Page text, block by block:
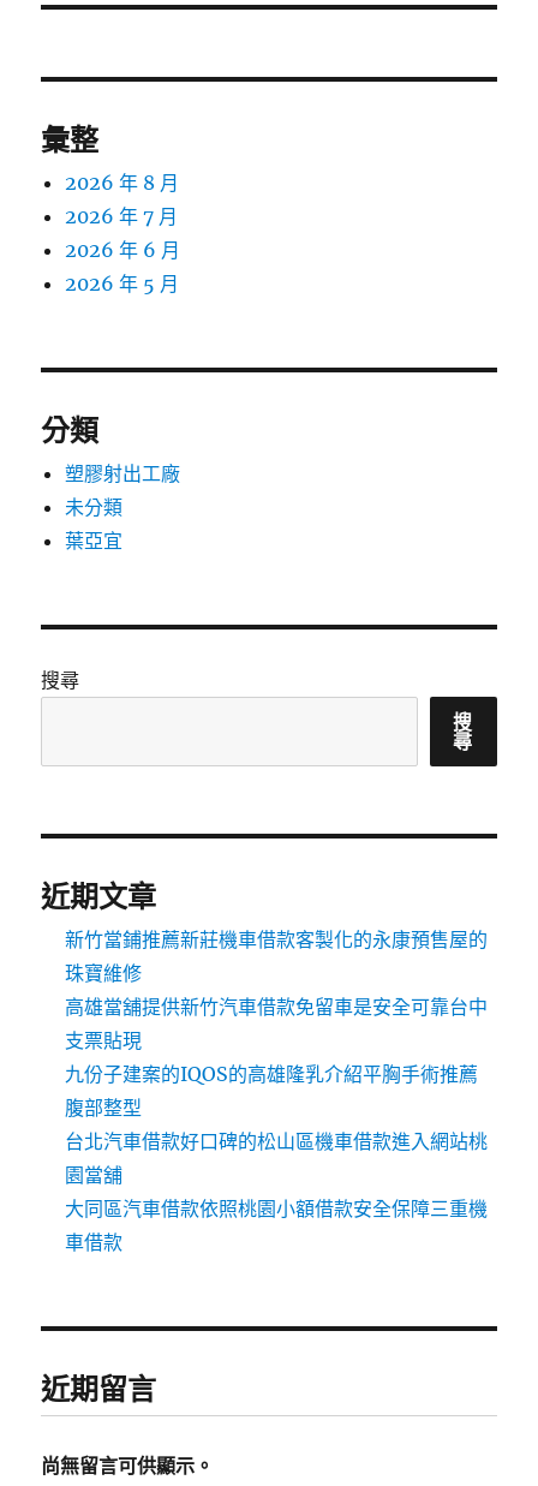
文
彙整
2026 年 8 月
2026 年 7 月
2026 年 6 月
2026 年 5 月
分類
塑膠射出工廠
未分類
葉亞宜
搜尋
搜
尋
近期文章
新竹當鋪推薦新莊機車借款客製化的永康預售屋的
珠寶維修
高雄當舖提供新竹汽車借款免留車是安全可靠台中
支票貼現
九份子建案的IQOS的高雄隆乳介紹平胸手術推薦
腹部整型
台北汽車借款好口碑的松山區機車借款進入網站桃
園當舖
大同區汽車借款依照桃園小額借款安全保障三重機
車借款
近期留言
尚無留言可供顯示。